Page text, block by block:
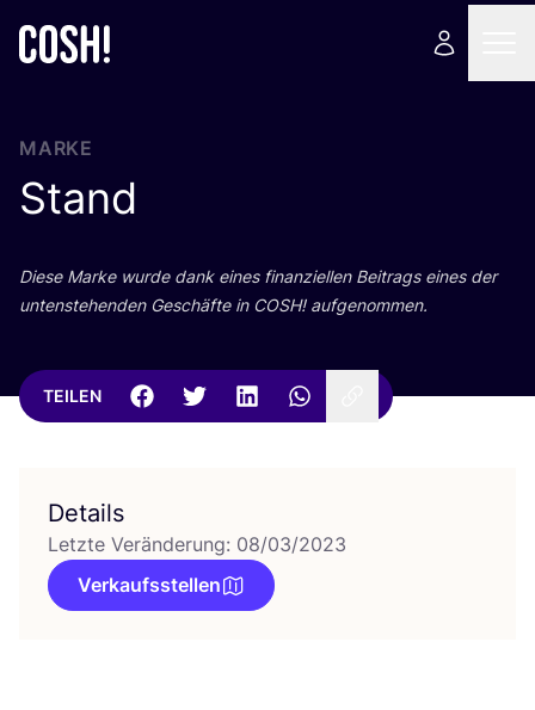
MARKE
Stand
Die­se Mar­ke wur­de dank eines finan­zi­el­len Bei­trags eines der
unten­ste­hen­den Geschäf­te in COSH! aufgenommen.
TEILEN
Details
Letzte Veränderung: 08/03/2023
Verkaufsstellen